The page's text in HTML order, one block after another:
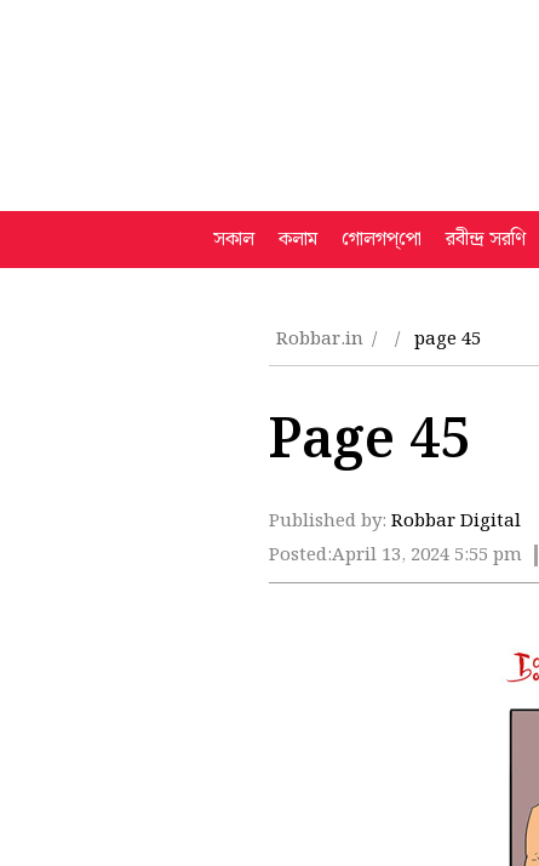
সকাল কলাম গোলগপ্‌পো রবীন্দ্র সরণি
Robbar.in page 45
Page 45
Published by: Robbar Digital
Posted:April 13, 2024 5:55 pm